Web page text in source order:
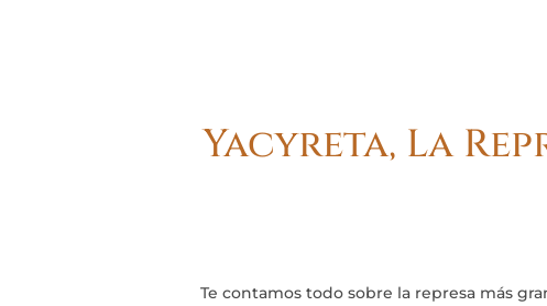
Yacyreta, La
Te contamos todo sobre la represa más